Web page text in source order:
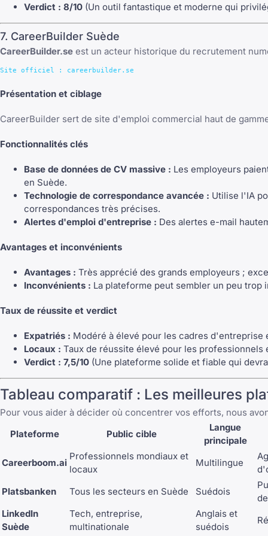
Verdict : 8/10 (Un outil fantastique et moderne qui
7. CareerBuilder Suède
CareerBuilder.se est un acteur historique du recrutement
Présentation et ciblage
CareerBuilder sert de site d'emploi commercial haut de
Fonctionnalités clés
Base de données de CV massive : Les employeurs
en Suède.
Technologie de correspondance avancée : Utilise l'IA
correspondances très précises.
Alertes d'emploi d'entreprise : Des alertes e-mail
Avantages et inconvénients
Avantages : Très apprécié des grands employeurs ;
Inconvénients : La plateforme peut sembler un peu
Taux de réussite et verdict
Expatriés : Modéré à élevé pour les cadres
Locaux : Taux de réussite élevé pour les
Verdict : 7,5/10 (Une plateforme solide et fiable qui
Tableau comparatif : Les meilleures
Pour vous aider à décider où concentrer vos efforts, nous
Plateforme
Public cible
Langue
principale
Careerboom.ai
Professionnels mondiaux et
locaux
Multilingue
Platsbanken
Tous les secteurs en Suède Suédois
LinkedIn
Suède
Tech, entreprise,
multinationale
Anglais et
suédois